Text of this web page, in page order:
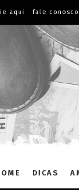
aqui fale conosco
DICAS